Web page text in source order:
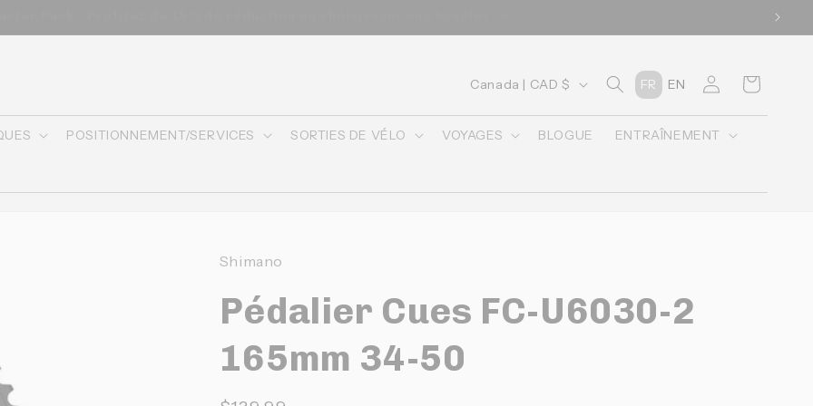
POSITIONNEMENT/SERVICES SORTIES DE VÉLO VOYAGES BLOGUE ENTRAÎNEMENT
P
a
y
/
i
n
Canada | CAD $ FR ENConnexionPanier
Shimano
Pédalier Cues FC-U6030-2
165mm 34-50